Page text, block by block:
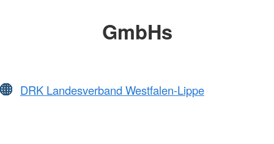
GmbHs
DRK Landesverband Westfalen-Lippe